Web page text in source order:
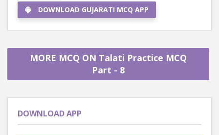
DOWNLOAD GUJARATI MCQ APP
MORE MCQ ON Talati Practice MCQ
Part - 8
DOWNLOAD APP